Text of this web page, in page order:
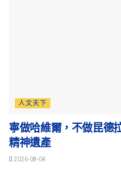
人文天下
寧做哈維爾，不做昆德
精神遺產
2026-08-04